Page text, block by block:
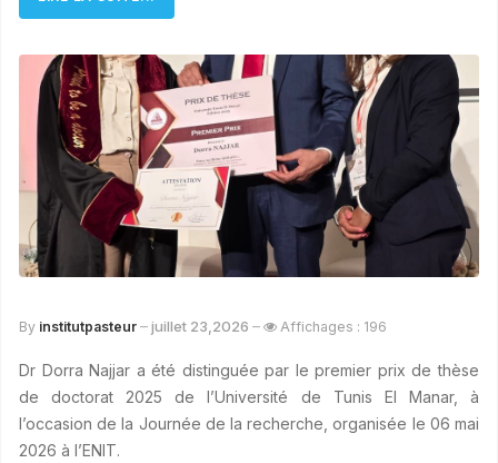
By institutpasteur juillet 23,2026 Affichages : 196
Dr Dorra Najjar a été distinguée par le premier prix de thèse
de doctorat 2025 de l’Université de Tunis El Manar, à
l’occasion de la Journée de la recherche, organisée le 06 mai
2026 à l’ENIT.